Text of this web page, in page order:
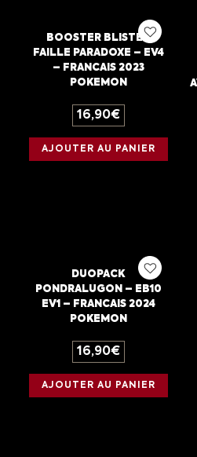
BOOSTER BLISTER
FAILLE PARADOXE – EV4
– FRANCAIS 2023
POKEMON
16,90€
AJOUTER AU PANIER
DUOPACK
PONDRALUGON – EB10
EV1 – FRANCAIS 2024
POKEMON
16,90€
AJOUTER AU PANIER